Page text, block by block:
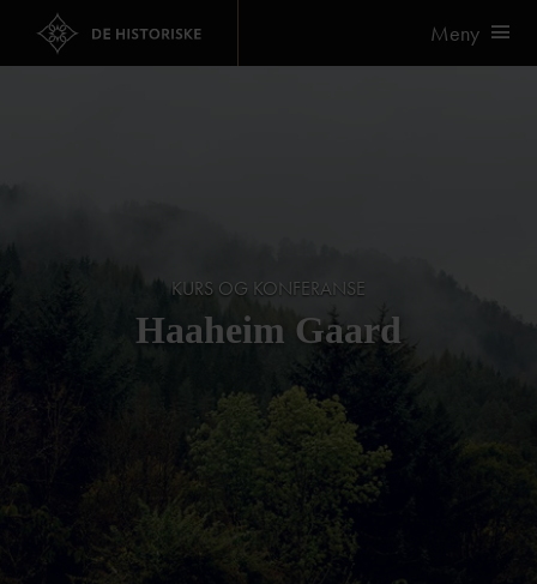
Meny
KURS OG KONFERANSE
Haaheim Gaard